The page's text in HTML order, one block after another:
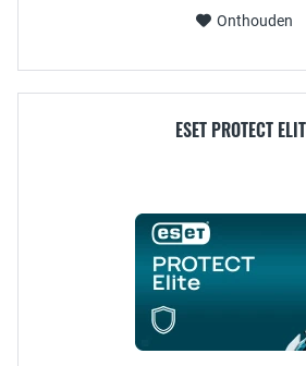
Onthouden
ESET PROTECT